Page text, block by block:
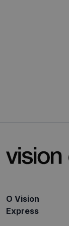
O Vision
Express